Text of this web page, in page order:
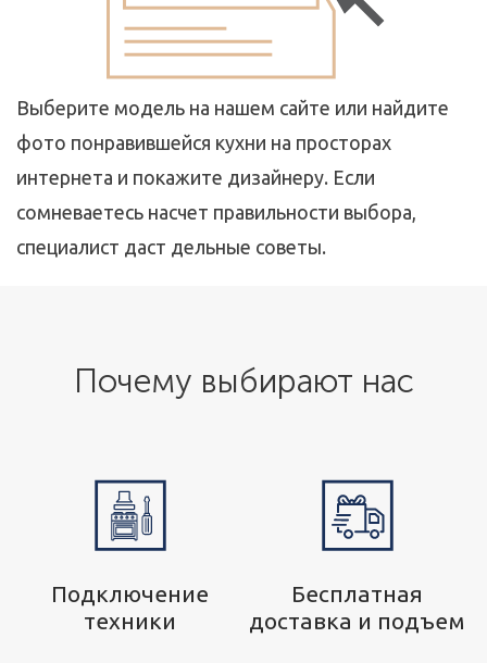
Выберите модель на нашем сайте или найдите
фото понравившейся кухни на просторах
интернета и покажите дизайнеру. Если
сомневаетесь насчет правильности выбора,
специалист даст дельные советы.
Почему выбирают нас
Подключение
техники
Бесплатная
доставка и подъем